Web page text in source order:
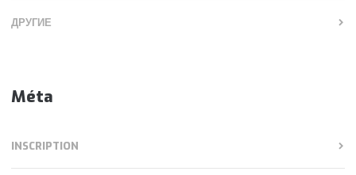
ДРУГИЕ
Méta
INSCRIPTION